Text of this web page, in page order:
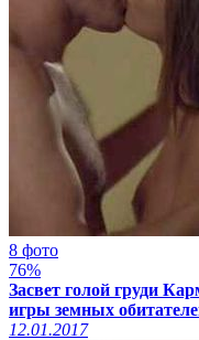
8 фото
76%
Засвет голой груди
игры земных
12.01.2017